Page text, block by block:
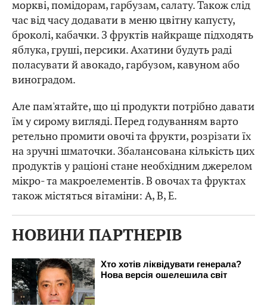
моркві, помідорам, гарбузам, салату. Також слід
час від часу додавати в меню цвітну капусту,
броколі, кабачки. З фруктів найкраще підходять
яблука, груші, персики. Ахатини будуть раді
поласувати й авокадо, гарбузом, кавуном або
виноградом.
Але пам'ятайте, що ці продукти потрібно давати
їм у сирому вигляді. Перед годуванням варто
ретельно промити овочі та фрукти, розрізати їх
на зручні шматочки. Збалансована кількість цих
продуктів у раціоні стане необхідним джерелом
мікро- та макроелементів. В овочах та фруктах
також містяться вітаміни: A, B, E.
НОВИНИ ПАРТНЕРІВ